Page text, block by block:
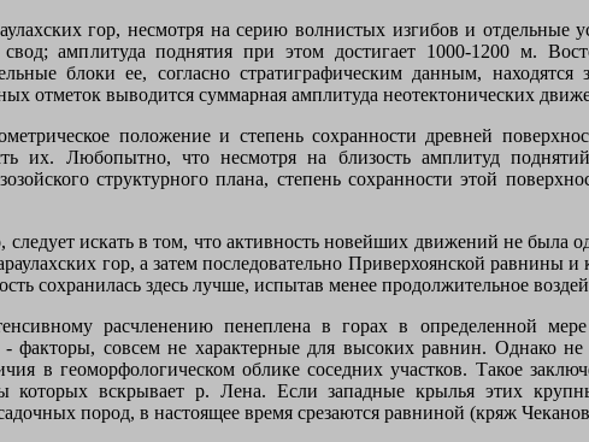
гор, несмотря на серию волнистых изгибов и отдельные
амплитуда поднятия при этом достигает 1000-1200 м.
блоки ее, согласно стратиграфическим данным,
отметок выводится суммарная амплитуда неотектонических
положение и степень сохранности древней
их. Любопытно, что несмотря на близость амплитуд
структурного плана, степень сохранности этой
искать в том, что активность новейших движений не была
гор, а затем последовательно Приверхоянской
сохранилась здесь лучше, испытав менее продолжительное
расчленению пенеплена в горах в определенной
факторы, совсем не характерные для высоких равнин. Однако
в геоморфологическом облике соседних участков. Такое
которых вскрывает р. Лена. Если западные крылья этих
пород, в настоящее время срезаются равниной (кряж